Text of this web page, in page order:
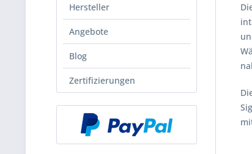
Hersteller
Angebote
Blog
Zertifizierungen